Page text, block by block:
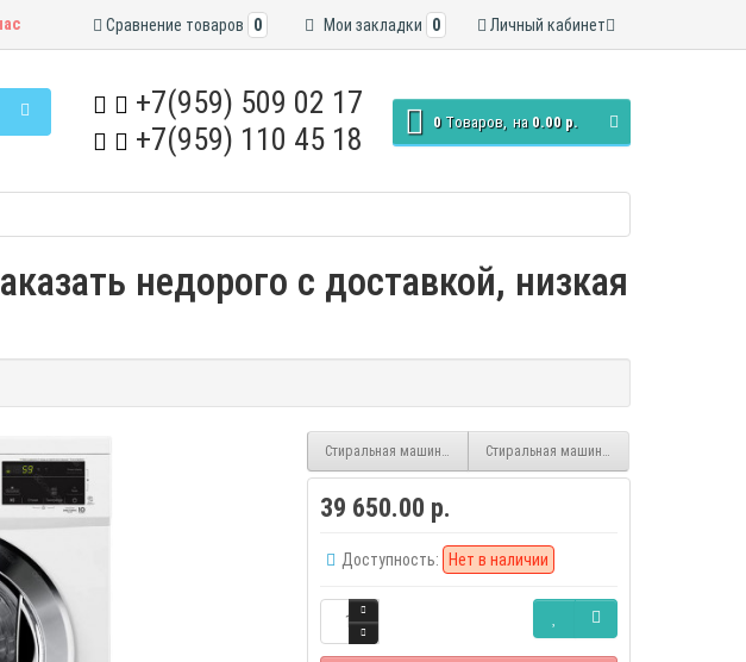
Личный кабинет
Мои закладки 0
Сравнение товаров 0
+7(959) 509 02 17
+7(959) 110 45 18
0 Tоваров, на 0.00 р.
недорого с доставкой, низкая
Стиральная машина LG F2J3NS8W inverterСтиральная машина LG F2J6NM7W
39 650.00 р.
Доступность: Нет в наличии